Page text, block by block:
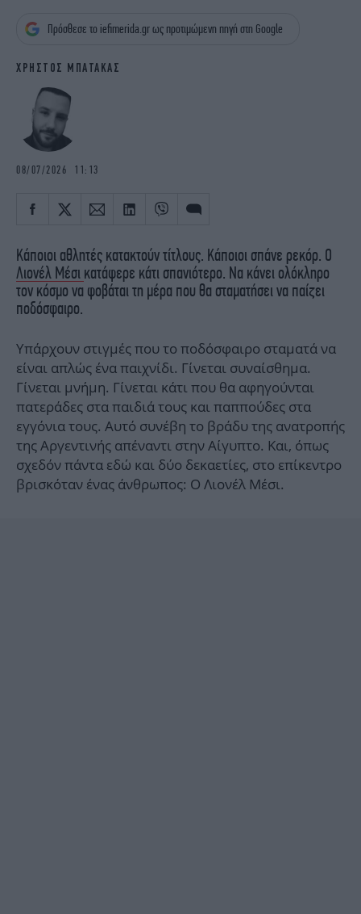
OSCARS
THE OCEAN
NEWSLETTER
Πρόσθεσε το iefimerida.gr ως προτιμώμενη πηγή στη Google
ΧΡΗΣΤΟΣ ΜΠΑΤΑΚΑΣ
08/07/2026 11:13
Κάποιοι αθλητές κατακτούν τίτλους. Κάποιοι σπάνε ρεκόρ. Ο
Λιονέλ Μέσι κατάφερε κάτι σπανιότερο. Να κάνει ολόκληρο
τον κόσμο να φοβάται τη μέρα που θα σταματήσει να παίζει
ποδόσφαιρο.
Υπάρχουν στιγμές που το ποδόσφαιρο σταματά να
είναι απλώς ένα παιχνίδι. Γίνεται συναίσθημα.
Γίνεται μνήμη. Γίνεται κάτι που θα αφηγούνται
πατεράδες στα παιδιά τους και παππούδες στα
εγγόνια τους. Αυτό συνέβη το βράδυ της ανατροπής
της Αργεντινής απέναντι στην Αίγυπτο. Και, όπως
σχεδόν πάντα εδώ και δύο δεκαετίες, στο επίκεντρο
βρισκόταν ένας άνθρωπος: Ο Λιονέλ Μέσι.